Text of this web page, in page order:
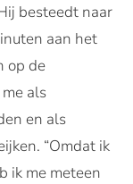
besteedt naar
aan het
op de
als
en als
“Omdat ik
ik me meteen